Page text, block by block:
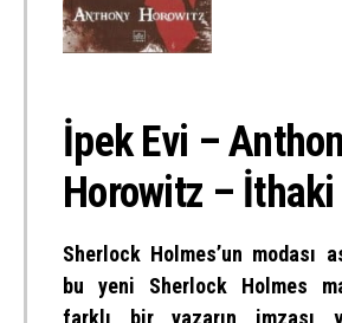
İpek Evi –
Horowitz – İthaki
Sherlock Holmes’un modası
bu yeni Sherlock Holmes
farklı bir yazarın imzası